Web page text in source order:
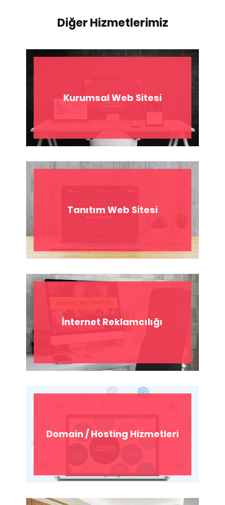
Diğer Hizmetlerimiz
Kurumsal Web Sitesi
Tanıtım Web Sitesi
İnternet Reklamcılığı
Domain / Hosting Hizmetleri